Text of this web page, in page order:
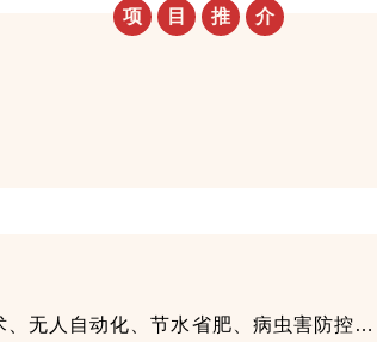
项 目 推 介
、无人自动化、节水省肥、病虫害防